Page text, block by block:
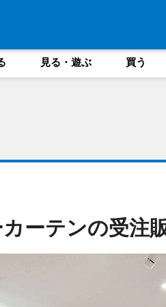
見る・遊ぶ 買う
ーテンの受注